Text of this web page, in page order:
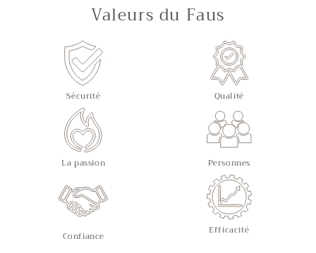
Valeurs du Faus
Sécurité Qualité
La passion Personnes
Confiance Efficacité